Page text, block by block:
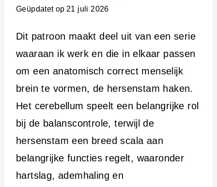
Geüpdatet op 21 juli 2026
Dit patroon maakt deel uit van een serie
waaraan ik werk en die in elkaar passen
om een anatomisch correct menselijk
brein te vormen, de hersenstam haken.
Het cerebellum speelt een belangrijke rol
bij de balanscontrole, terwijl de
hersenstam een breed scala aan
belangrijke functies regelt, waaronder
hartslag, ademhaling en